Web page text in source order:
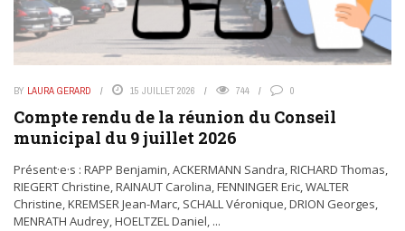
BY LAURA GERARD 15 JUILLET 2026 744 0
Compte rendu de la réunion du Conseil
municipal du 9 juillet 2026
Présent·e·s : RAPP Benjamin, ACKERMANN Sandra, RICHARD Thomas,
RIEGERT Christine, RAINAUT Carolina, FENNINGER Eric, WALTER
Christine, KREMSER Jean-Marc, SCHALL Véronique, DRION Georges,
MENRATH Audrey, HOELTZEL Daniel, ...